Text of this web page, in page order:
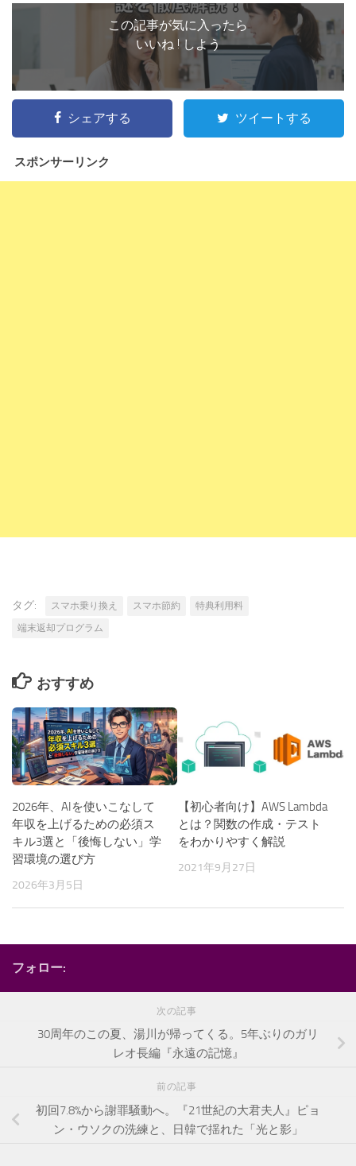
この記事が気に入ったら
いいね ! しよう
シェアする ツイートする
スポンサーリンク
タグ: スマホ乗り換え スマホ節約
特典利用料
端末返却プログラム
おすすめ
2026年、AIを使いこなして
年収を上げるための必須ス
キル3選と「後悔しない」学
習環境の選び方
2026年3月5日
【初心者向け】AWS Lambda
とは？関数の作成・テスト
をわかりやすく解説
2021年9月27日
フォロー:
次の記事
30周年のこの夏、湯川が帰ってくる。5年ぶりのガリ
レオ長編『永遠の記憶』
前の記事
初回7.8%から謝罪騒動へ。『21世紀の大君夫人』ピョ
ン・ウソクの洗練と、日韓で揺れた「光と影」